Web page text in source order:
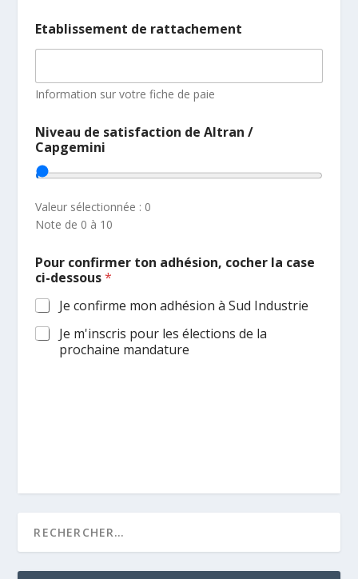
Etablissement de rattachement
Information sur votre fiche de paie
Niveau de satisfaction de Altran /
Capgemini
Valeur sélectionnée : 0
Note de 0 à 10
Pour confirmer ton adhésion, cocher la case
ci-dessous*
Je confirme mon adhésion à Sud Industrie
Je m'inscris pour les élections de la
prochaine mandature